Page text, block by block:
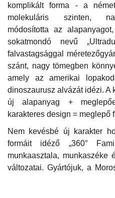
komplikált forma - a
molekuláris szinten,
módosította az
sokatmondó nevű
falvastagsággal
szánt, nagy tömegben
amely az amerikai
dinoszaurusz alvázát idézi. A
új alapanyag +
karakteres design = meglepő
Nem kevésbé új karakter
formáit idéző „360°
munkaasztala, munkaszéke
változatai. Gyártójuk, a